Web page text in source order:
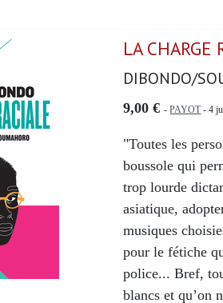
LA CHARGE
DIBONDO/
9,00 € -PAYOT- 4
"Toutes les
boussole qui
trop lourde
asiatique,
musiques
pour le fétiche
police... Bref,
blancs et qu’on